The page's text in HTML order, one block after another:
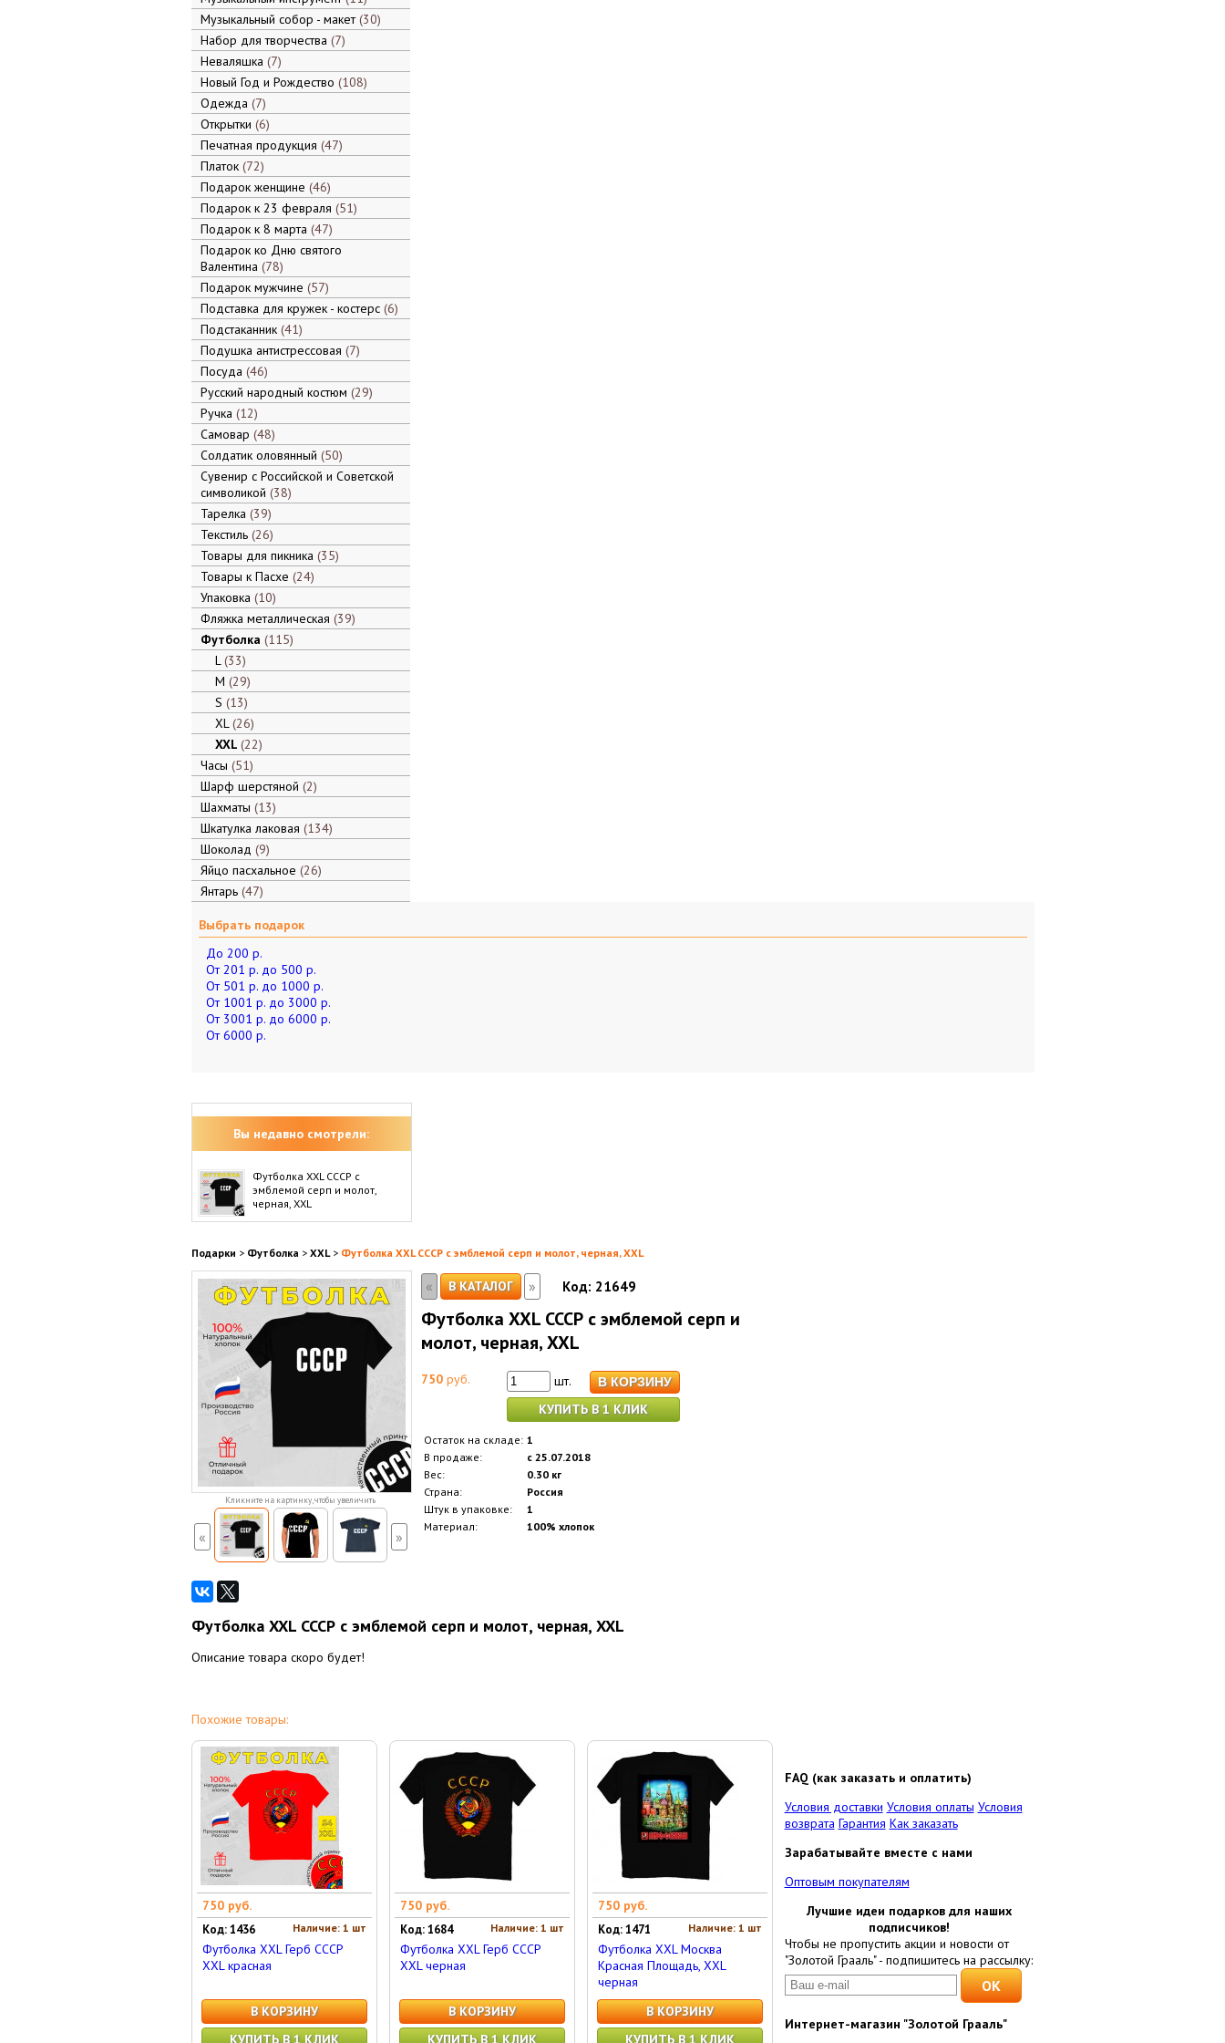
Музыкальный собор - макет 30
Набор для творчества 7
Неваляшка 7
Новый Год и Рождество 108
Одежда 7
Открытки 6
Печатная продукция 47
Платок 72
Подарок женщине 46
Подарок к 23 февраля 51
Подарок к 8 марта 47
Подарок ко Дню святого
Валентина 78
Подарок мужчине 57
Подставка для кружек - костерс 6
Подстаканник 41
Подушка антистрессовая 7
Посуда 46
Русский народный костюм 29
Ручка 12
Самовар 48
Солдатик оловянный 50
Сувенир с Российской и Советской
символикой 38
Тарелка 39
Текстиль 26
Товары для пикника 35
Товары к Пасхе 24
Упаковка 10
Фляжка металлическая 39
Футболка 115
L 33
M 29
S 13
XL 26
XXL 22
Часы 51
Шарф шерстяной 2
Шахматы 13
Шкатулка лаковая 134
Шоколад 9
Яйцо пасхальное 26
Янтарь 47
Выбрать подарок
До 200 р.
От 201 р. до 500 р.
От 501 р. до 1000 р.
От 1001 р. до 3000 р.
От 3001 р. до 6000 р.
От 6000 р.
Вы недавно смотрели:
Футболка XXL СССР с
эмблемой серп и молот,
черная, XXL
Подарки > Футболка > XXL> Футболка XXL СССР с эмблемой серп и молот, черная, XXL
Кликните на картинку, чтобы увеличить
« »
« В КАТАЛОГ » Код: 21649
Футболка XXL СССР с эмблемой серп и
молот, черная, XXL
750руб.
шт.
КУПИТЬ В 1 КЛИК
Остаток на складе: 1
В продаже:
с 25.07.2018
Вес:
0.30 кг
Страна:
Россия
Штук в упаковке:
1
Материал:
100% хлопок
Футболка XXL СССР с эмблемой серп и молот, черная, XXL
Описание товара скоро будет!
Похожие товары:
750 руб.
Наличие: 1 шт
Код: 1436
Футболка XXL Герб СССР
XXL красная
В КОРЗИНУ
КУПИТЬ В 1 КЛИК
750 руб.
Наличие: 1 шт
Код: 1684
Футболка XXL Герб СССР
XXL черная
В КОРЗИНУ
КУПИТЬ В 1 КЛИК
750 руб.
Наличие: 1 шт
Код: 1471
Футболка XXL Москва
Красная Площадь, XXL
черная
В КОРЗИНУ
КУПИТЬ В 1 КЛИК
FAQ (как заказать и оплатить)
Условия доставки Условия оплаты Условия
возврата Гарантия Как заказать
Зарабатывайте вместе с нами
Оптовым покупателям
Лучшие идеи подарков для наших
подписчиков!
Чтобы не пропустить акции и новости от
"Золотой Грааль" - подпишитесь на рассылку:
Интернет-магазин "Золотой Грааль"